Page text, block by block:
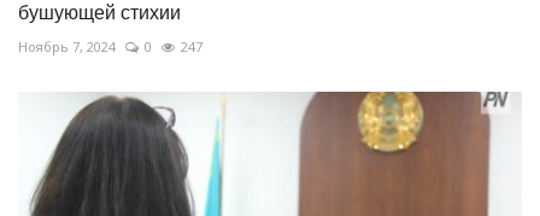
бушующей стихии
Ноябрь 7, 2024 0 247